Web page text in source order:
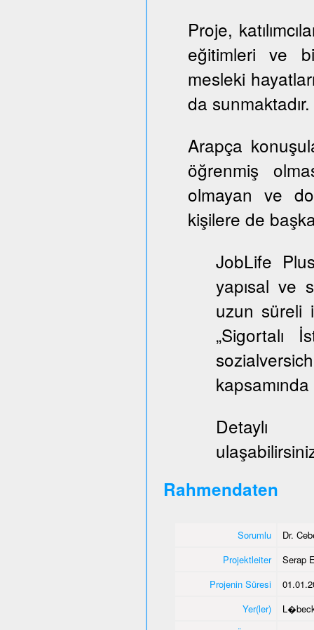
Proje,
eğitimleri ve
mesleki
da sunmaktadır.
Arapça
öğrenmiş
olmayan ve
kişilere de
JobLife
yapısal ve
uzun süreli
„Sigortalı
Rahmendaten
Sorumlu
Dr.
Projektleiter
Serap
Projenin Süresi
Yer(ler)